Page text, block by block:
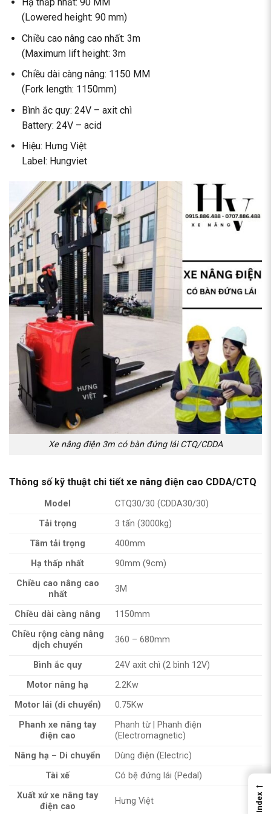
(Lowered height: 90 mm)
Chiều cao nâng cao nhất: 3m
(Maximum lift height: 3m
Chiều dài càng nâng: 1150 MM
(Fork length: 1150mm)
Bình ắc quy: 24V – axit chì
Battery: 24V – acid
Hiệu: Hưng Việt
Label: Hungviet
Xe nâng điện 3m có bàn đứng lái CTQ/CDDA
Thông số kỹ thuật chi tiết xe nâng điện cao CDDA/CTQ
Model
CTQ30/30 (CDDA30/30)
Tải trọng
3 tấn (3000kg)
Tâm tải trọng
400mm
Hạ thấp nhất
90mm (9cm)
Chiều cao nâng cao
nhất
3M
Chiều dài càng nâng
1150mm
Chiều rộng càng nâng
dịch chuyển
360 – 680mm
Bình ắc quy
24V axit chì (2 bình 12V)
Motor nâng hạ
2.2Kw
Motor lái (di chuyển)
0.75Kw
Phanh xe nâng tay
điện cao
Phanh từ | Phanh điện
(Electromagnetic)
Nâng hạ – Di chuyển
Dùng điện (Electric)
Tài xế
Có bệ đứng lái (Pedal)
Xuất xứ xe nâng tay
điện cao
Hưng Việt
←
Index